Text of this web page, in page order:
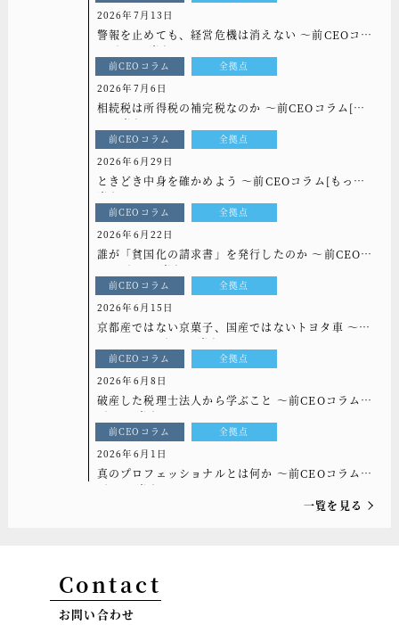
2026年7月13日
警報を止めても、経営危機は消えない ～前CEOコラ
ム[もっと光を]vol.336
前CEOコラム 全拠点
2026年7月6日
相続税は所得税の補完税なのか ～前CEOコラム[も
っと光を]vol.335
前CEOコラム 全拠点
2026年6月29日
ときどき中身を確かめよう ～前CEOコラム[もっと
光を]vol.334
前CEOコラム 全拠点
2026年6月22日
誰が「貧国化の請求書」を発行したのか ～前CEOコ
ラム[もっと光を]vol.333
前CEOコラム 全拠点
2026年6月15日
京都産ではない京菓子、国産ではないトヨタ車 ～前
CEOコラム[もっと光を]vol.332
前CEOコラム 全拠点
2026年6月8日
破産した税理士法人から学ぶこと ～前CEOコラム
[もっと光を]vol.331
前CEOコラム 全拠点
2026年6月1日
真のプロフェッショナルとは何か ～前CEOコラム
[もっと光を]vol.330
一覧を見る
Contact
お問い合わせ